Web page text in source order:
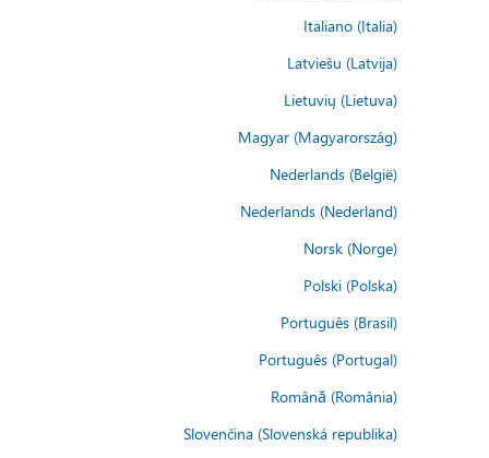
Italiano (Italia)
Latviešu (Latvija)
Lietuvių (Lietuva)
Magyar (Magyarország)
Nederlands (België)
Nederlands (Nederland)
Norsk (Norge)
Polski (Polska)
Português (Brasil)
Português (Portugal)
Română (România)
Slovenčina (Slovenská republika)